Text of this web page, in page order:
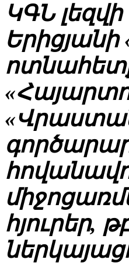
ԿԳՆ
հյուրեր,